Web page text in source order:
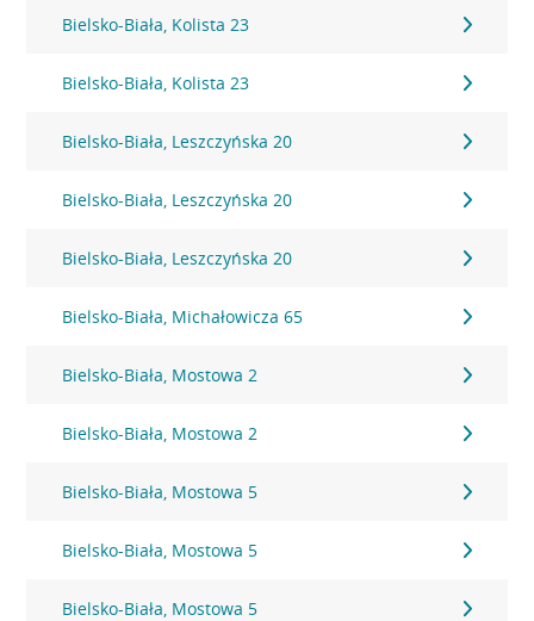
Bielsko-Biała, Kolista 23
Bielsko-Biała, Kolista 23
Bielsko-Biała, Leszczyńska 20
Bielsko-Biała, Leszczyńska 20
Bielsko-Biała, Leszczyńska 20
Bielsko-Biała, Michałowicza 65
Bielsko-Biała, Mostowa 2
Bielsko-Biała, Mostowa 2
Bielsko-Biała, Mostowa 5
Bielsko-Biała, Mostowa 5
Bielsko-Biała, Mostowa 5